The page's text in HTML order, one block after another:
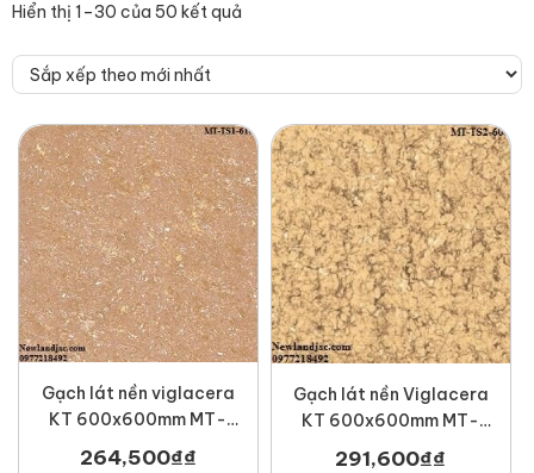
Hiển thị 1–30 của 50 kết quả
Gạch lát nền viglacera
KT 600x600mm MT-
TS1-610
264,500₫₫
Gạch lát nền Viglacera
KT 600x600mm MT-
TS2-606
291,600₫₫